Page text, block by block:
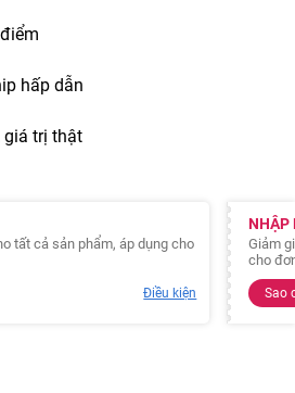
hấp dẫn
giá trị thật
tất cả sản phẩm, áp dụng cho
Điều kiện
NHẬP
Giảm
cho
Sao